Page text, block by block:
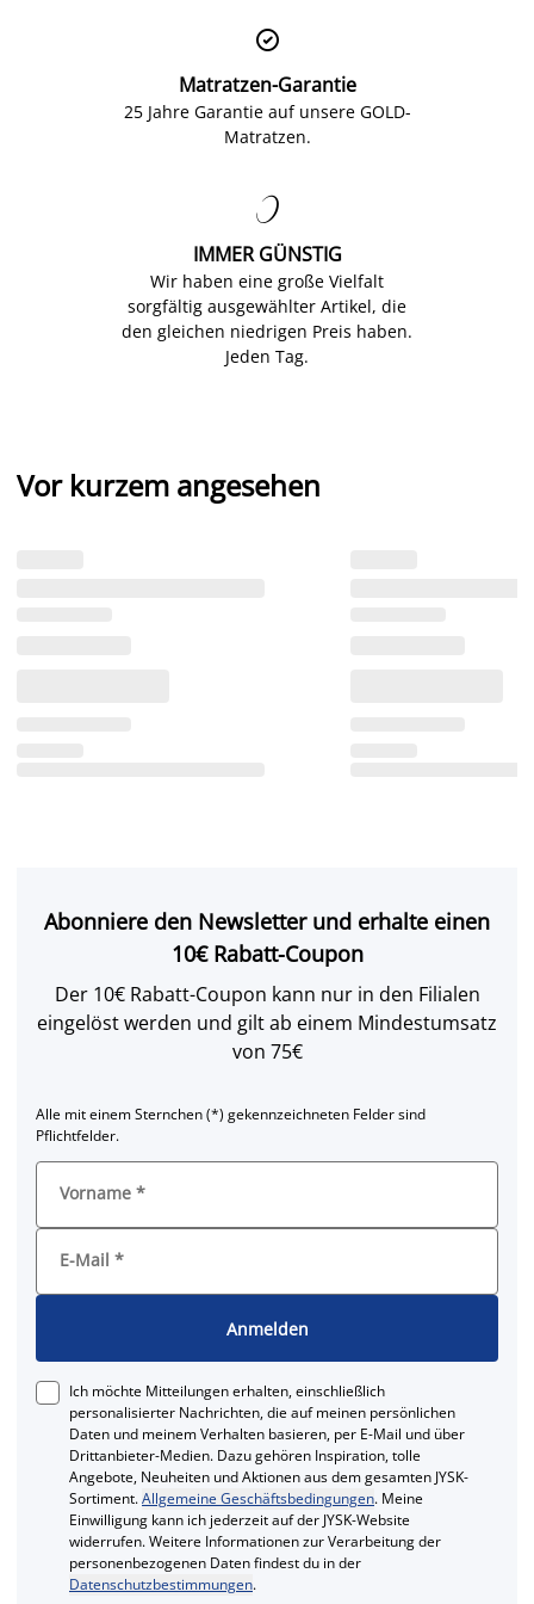

Matratzen-Garantie
25 Jahre Garantie auf unsere GOLD-
Matratzen.

IMMER GÜNSTIG
Wir haben eine große Vielfalt
sorgfältig ausgewählter Artikel, die
den gleichen niedrigen Preis haben.
Jeden Tag.
Vor kurzem angesehen
Abonniere den Newsletter und erhalte einen
10€ Rabatt-Coupon
Der 10€ Rabatt-Coupon kann nur in den Filialen
eingelöst werden und gilt ab einem Mindestumsatz
von 75€
Alle mit einem Sternchen (*) gekennzeichneten Felder sind
Pflichtfelder.
Vorname *
E-Mail *
Anmelden
Ich möchte Mitteilungen erhalten, einschließlich
personalisierter Nachrichten, die auf meinen persönlichen
Daten und meinem Verhalten basieren, per E-Mail und über
Drittanbieter-Medien. Dazu gehören Inspiration, tolle
Angebote, Neuheiten und Aktionen aus dem gesamten JYSK-
Sortiment.Allgemeine Geschäftsbedingungen. Meine
Einwilligung kann ich jederzeit auf der JYSK-Website
widerrufen. Weitere Informationen zur Verarbeitung der
personenbezogenen Daten findest du in der
Datenschutzbestimmungen.